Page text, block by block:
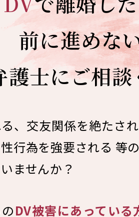
前に進めな
護士にご相談
、交友関係を絶たさ
行為を強要される 等
ませんか？
DV被害にあっている